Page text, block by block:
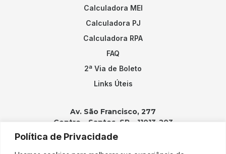
Política de Privacidade
Calculadora MEI
Calculadora PJ
Calculadora RPA
FAQ
2ª Via de Boleto
Links Úteis
Av. São Francisco, 277
Centro – Santos, SP – 11013-203
Contatos: